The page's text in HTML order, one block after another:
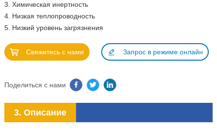
3. Химическая инертность
4. Низкая теплопроводность
5. Низкий уровень загрязнения
Свяжитесь с нами Запрос в режиме онлайн
Поделиться с нами
3. Описание